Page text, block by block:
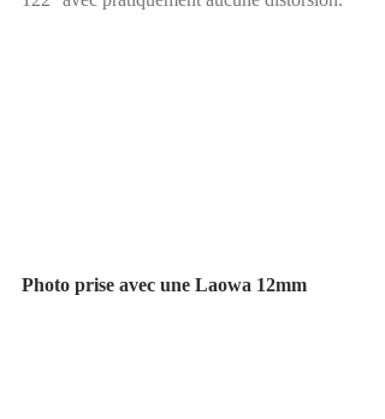
Photo prise avec une Laowa 12mm